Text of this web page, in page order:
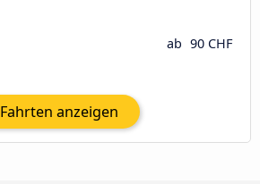
ab 90 CHF
Fahrten anzeigen